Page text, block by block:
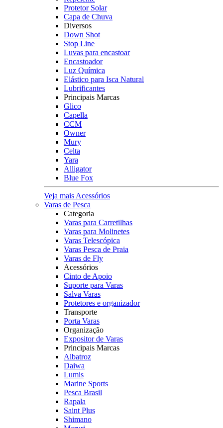
Protetor Solar
Capa de Chuva
Diversos
Down Shot
Stop Line
Luvas para encastoar
Encastoador
Luz Química
Elástico para Isca Natural
Lubrificantes
Principais Marcas
Glico
Capella
CCM
Owner
Mury
Celta
Yara
Alligator
Blue Fox
Veja mais Acessórios
Varas de Pesca
Categoria
Varas para Carretilhas
Varas para Molinetes
Varas Telescópica
Varas Pesca de Praia
Varas de Fly
Acessórios
Cinto de Apoio
Suporte para Varas
Salva Varas
Protetores e organizador
Transporte
Porta Varas
Organização
Expositor de Varas
Principais Marcas
Albatroz
Daiwa
Lumis
Marine Sports
Pesca Brasil
Rapala
Saint Plus
Shimano